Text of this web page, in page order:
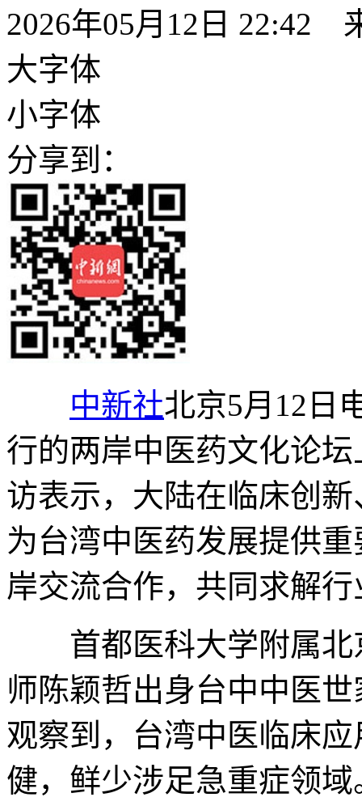
2026年05月12日 22:42
大字体
小字体
分享到：
中新社北京5月12日
行的两岸中医药文化论
访表示，大陆在临床创
为台湾中医药发展提供
岸交流合作，共同求解
首都医科大学附属北
师陈颖哲出身台中中医
观察到，台湾中医临床
健，鲜少涉足急重症领域